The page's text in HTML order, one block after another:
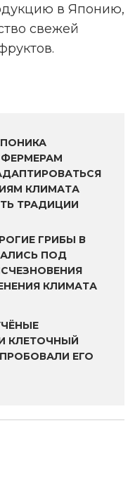
в Японию,
свежей
КЛИМАТА
ТРАДИЦИИ
ГРИБЫ В
ПОД
КЛИМАТА
КЛЕТОЧНЫЙ
ЕГО